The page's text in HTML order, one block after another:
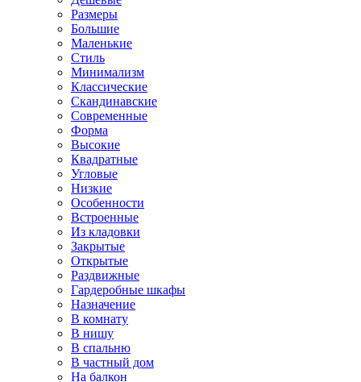
Размеры
Большие
Маленькие
Стиль
Минимализм
Классические
Скандинавские
Современные
Форма
Высокие
Квадратные
Угловые
Низкие
Особенности
Встроенные
Из кладовки
Закрытые
Открытые
Раздвижные
Гардеробные шкафы
Назначение
В комнату
В нишу
В спальню
В частный дом
На балкон